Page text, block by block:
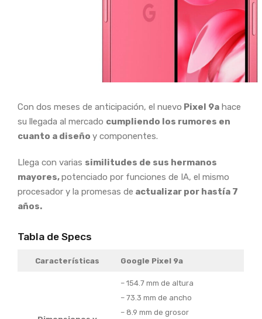
Con dos meses de anticipación, el nuevo Pixel 9a hace
su llegada al mercado cumpliendo los rumores en
cuanto a diseño y componentes.
Llega con varias similitudes de sus hermanos
mayores,potenciado por funciones de IA, el mismo
procesador y la promesas de actualizar por hastía 7
años.
Tabla de Specs
Características Google Pixel 9a
– 154.7 mm de altura
– 73.3 mm de ancho
– 8.9 mm de grosor